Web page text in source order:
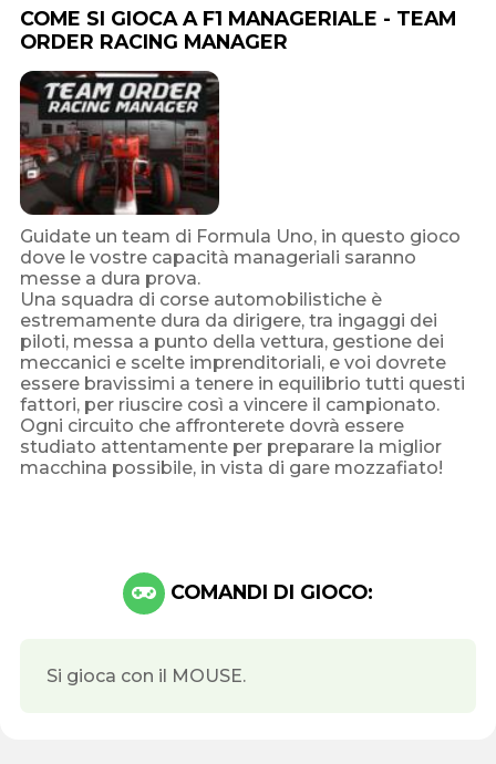
COME SI GIOCA A F1 MANAGERIALE - TEAM
ORDER RACING MANAGER
Guidate un team di Formula Uno, in questo gioco
dove le vostre capacità manageriali saranno
messe a dura prova.
Una squadra di corse automobilistiche è
estremamente dura da dirigere, tra ingaggi dei
piloti, messa a punto della vettura, gestione dei
meccanici e scelte imprenditoriali, e voi dovrete
essere bravissimi a tenere in equilibrio tutti questi
fattori, per riuscire così a vincere il campionato.
Ogni circuito che affronterete dovrà essere
studiato attentamente per preparare la miglior
macchina possibile, in vista di gare mozzafiato!
COMANDI DI GIOCO:
Si gioca con il MOUSE.